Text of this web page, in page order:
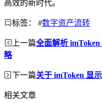
高效的新时代。
标签： #数字资产流转
上一篇全面解析
略
下一篇关于 imToken 显
相关文章